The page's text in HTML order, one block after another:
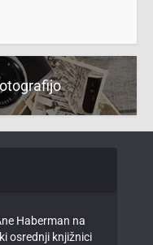
Haberman na
osrednji knjižnici